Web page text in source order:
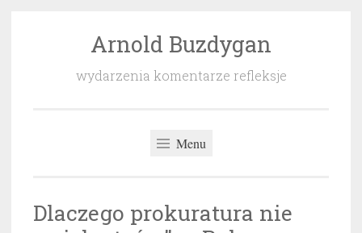
Arnold Buzdygan
wydarzenia komentarze refleksje
Menu
Dlaczego prokuratura nie